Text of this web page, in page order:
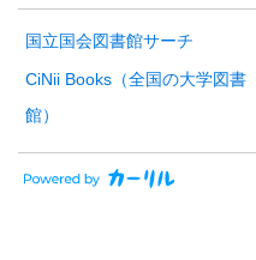
国立国会図書館サーチ
CiNii Books（全国の大学図書
館）